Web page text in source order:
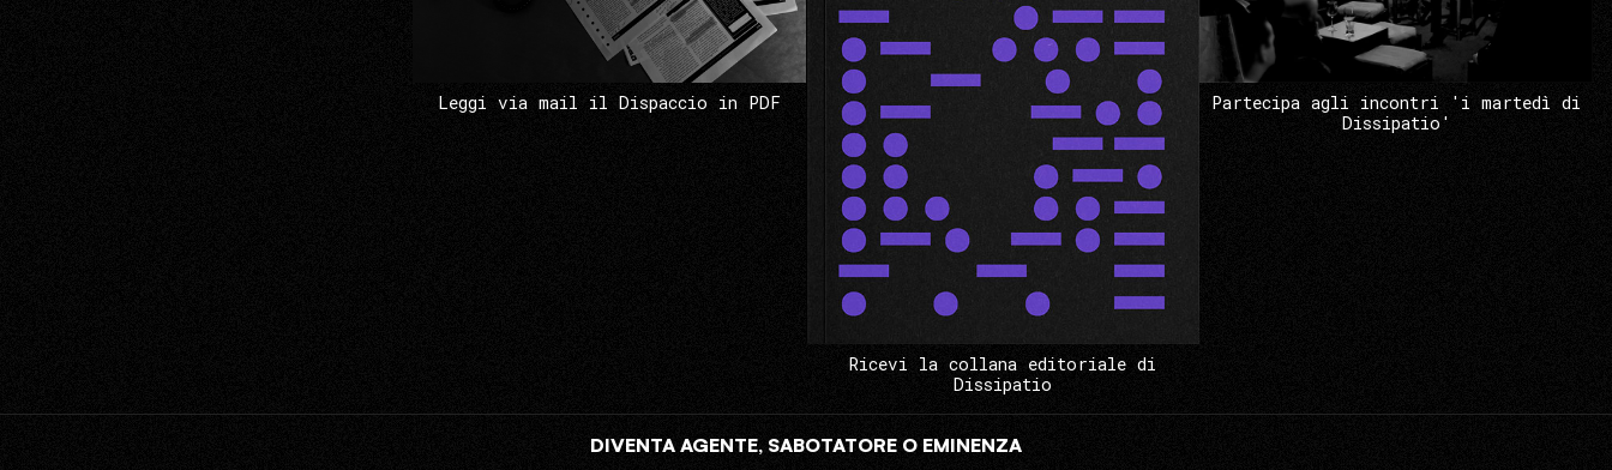
Leggi via mail il Dispaccio in PDF
Ricevi la collana editoriale di
Dissipatio
Partecipa agli incontri 'i martedì di
Dissipatio'
DIVENTA AGENTE, SABOTATORE O EMINENZA